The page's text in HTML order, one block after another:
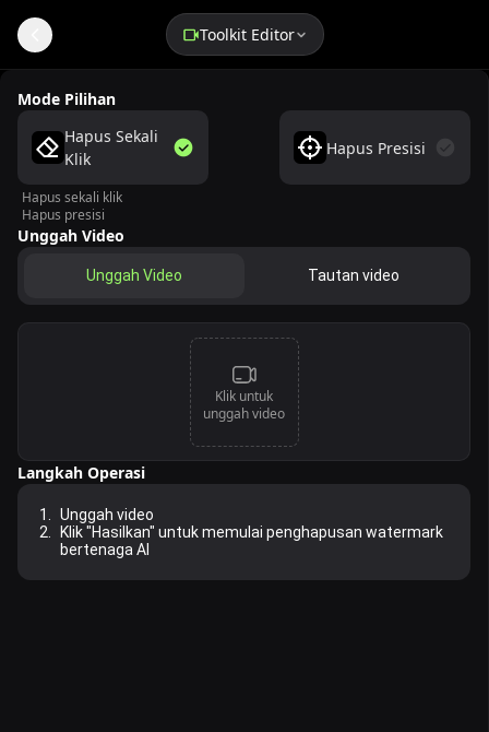
Toolkit Editor
Mode Pilihan
Hapus Sekali
Klik
Hapus Presisi
Hapus sekali klik
Hapus presisi
Unggah Video
Unggah Video Tautan video
Klik untuk
unggah video
Langkah Operasi
1.
Unggah video
2.
Klik "Hasilkan" untuk memulai penghapusan watermark
bertenaga AI